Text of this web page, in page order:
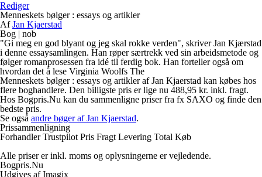
Rediger
Menneskets bølger : essays og artikler
AfJan Kjaerstad
Bog | nob
"Gi meg en god blyant og jeg skal rokke verden", skriver Jan Kjærstad
i denne essaysamlingen. Han røper særtrekk ved sin arbeidsmetode og
følger romanprosessen fra idé til ferdig bok. Han forteller også om
hvordan det å lese Virginia Woolfs The
Menneskets bølger : essays og artikler af Jan Kjaerstad kan købes hos
flere boghandlere. Den billigste pris er lige nu 488,95 kr. inkl. fragt.
Hos Bogpris.Nu kan du sammenligne priser fra fx SAXO og finde den
bedste pris.
Se også andre bøger af Jan Kjaerstad.
Prissammenligning
Forhandler Trustpilot Pris Fragt Levering Total Køb
Alle priser er inkl. moms og oplysningerne er vejledende.
Bogpris.Nu
Udgives af Imagix